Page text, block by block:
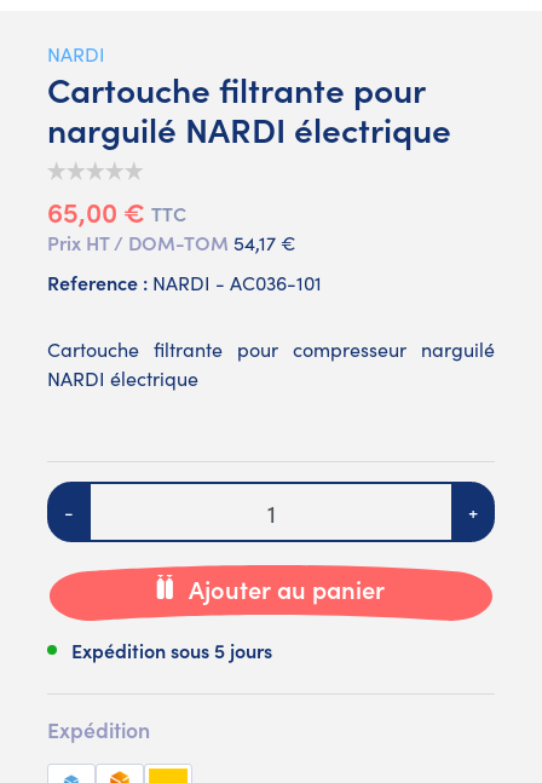
NARDI
Cartouche filtrante pour
narguilé NARDI électrique
65,00 € TTC
Prix HT / DOM-TOM 54,17 €
Reference : NARDI - AC036-101
Cartouche filtrante pour compresseur narguilé
NARDI électrique
Quantité
- +
Ajouter au panier
Expédition sous 5 jours
Expédition